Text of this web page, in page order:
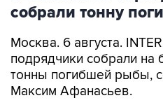
собрали тонну
Москва. 6 августа.
подрядчики собрали на
тонны погибшей рыбы,
Максим Афанасьев.